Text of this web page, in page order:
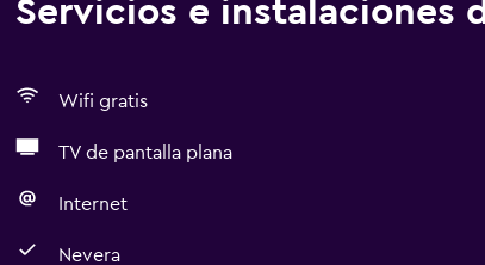
Servicios e instalaciones
Wifi gratis
TV de pantalla plana
Internet
Nevera